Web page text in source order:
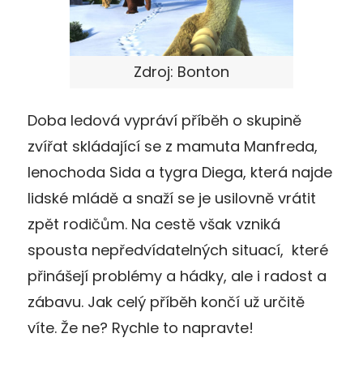
Zdroj: Bonton
Doba ledová vypráví příběh o skupině
zvířat skládající se z mamuta Manfreda,
lenochoda Sida a tygra Diega, která najde
lidské mládě a snaží se je usilovně vrátit
zpět rodičům. Na cestě však vzniká
spousta nepředvídatelných situací, které
přinášejí problémy a hádky, ale i radost a
zábavu. Jak celý příběh končí už určitě
víte. Že ne? Rychle to napravte!